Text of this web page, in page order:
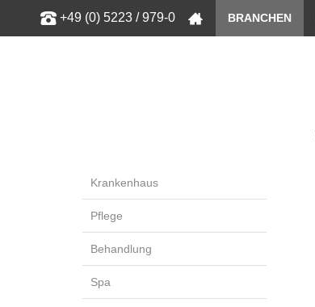
+49 (0) 5223 / 979-0 BRANCHEN
Krankenhaus
Pflege
Behandlung
Spa